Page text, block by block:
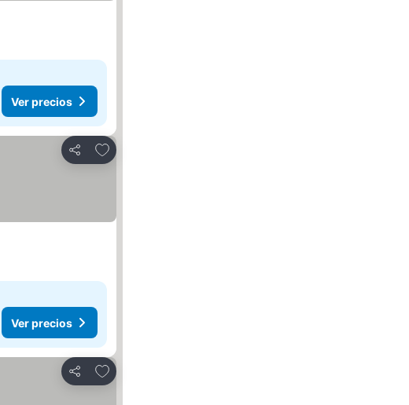
Ver precios
Compartir
Añadir a favoritos
Ver precios
Compartir
Añadir a favoritos